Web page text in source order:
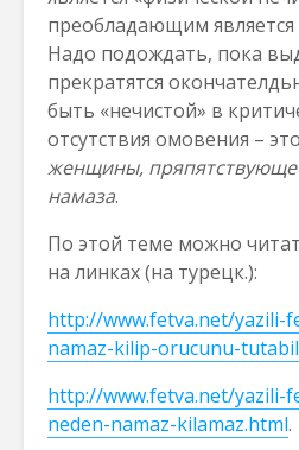
преобладающим является
Надо подождать, пока
прекратятся
быть «нечистой» в
отсутствия омовения – это
женщины,
намаза.
По этой теме можно
на линках (на турецк.):
http://www.fetva.net/yazili-
namaz-kilip-orucunu-
http://www.fetva.net/yazili-
neden-namaz-kilamaz.html.